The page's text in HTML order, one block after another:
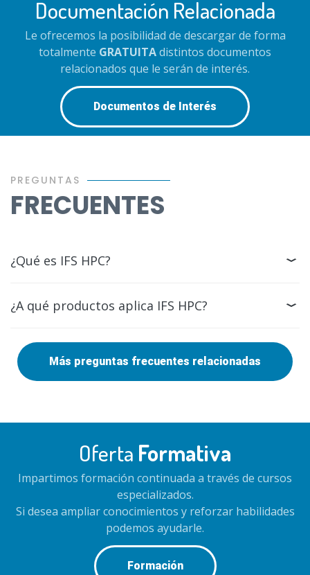
Documentación Relacionada
Le ofrecemos la posibilidad de descargar de forma
totalmente GRATUITAdistintos documentos
relacionados que le serán de interés.
Documentos de Interés
PREGUNTAS
FRECUENTES
¿Qué es IFS HPC?
¿A qué productos aplica IFS HPC?
Más preguntas frecuentes relacionadas
Oferta Formativa
Impartimos formación continuada a través de cursos
especializados.
Si desea ampliar conocimientos y reforzar habilidades
podemos ayudarle.
Formación